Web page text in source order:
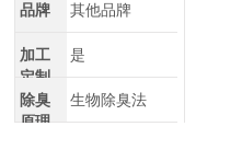
品牌 其他品牌
加工
定制
是
除臭
原理
生物除臭法